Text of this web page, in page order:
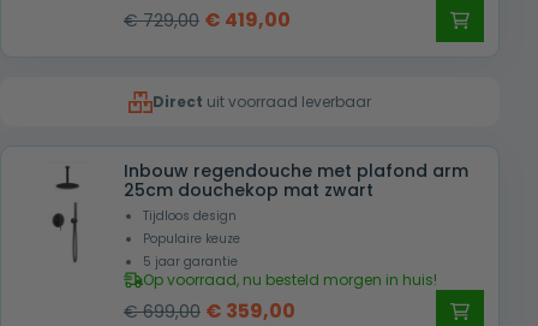
€729,00 Oorspronkelijke
€ 729,00.
€ 419,00
€ 419,00.
Direct uit voorraad leverbaar
Inbouw regendouche met plafond arm
25cm douchekop mat zwart
Tijdloos design
Populaire keuze
5 jaar garantie
Op voorraad, nu besteld morgen in huis!
€699,00 Oorspronkelijke
€ 359,00